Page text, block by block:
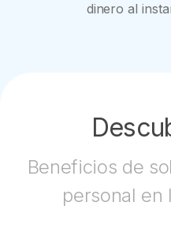
dinero al
Beneficios de
personal en